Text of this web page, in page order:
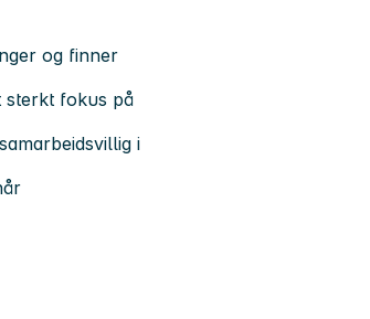
og finner
sterkt fokus på
i